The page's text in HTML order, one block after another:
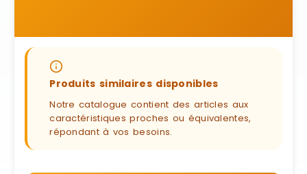
Produits similaires disponibles
Notre catalogue contient des articles aux
caractéristiques proches ou équivalentes,
répondant à vos besoins.